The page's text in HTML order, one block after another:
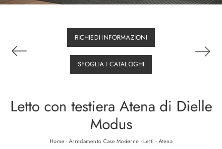
RICHIEDI INFORMAZIONI
SFOGLIA I CATALOGHI
Letto con testiera Atena di Dielle
Modus
Home-Arredamento Case Moderne -Letti -Atena